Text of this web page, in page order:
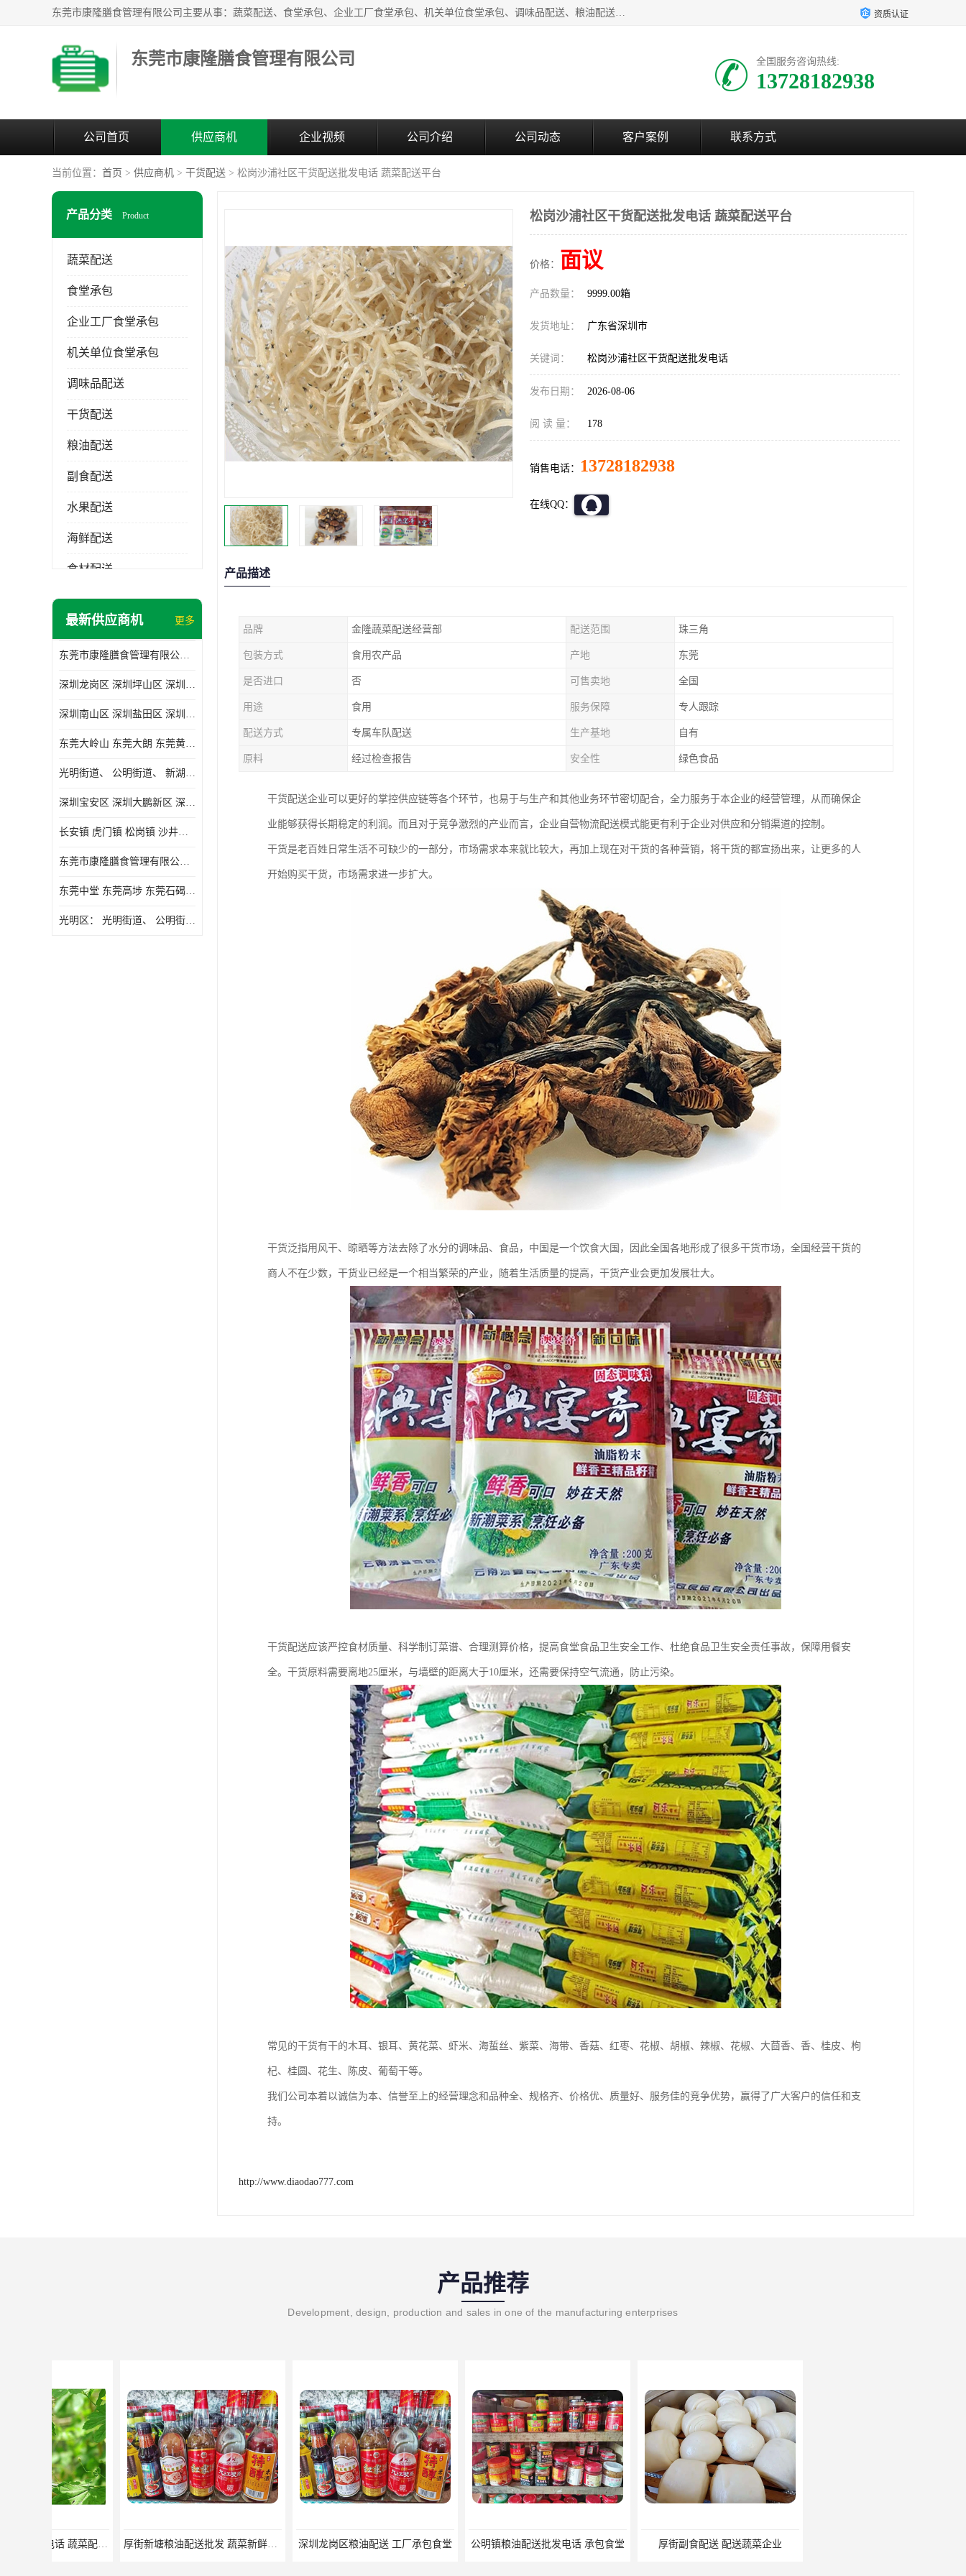
东莞市康隆膳食管理有限公司主要从事：蔬菜配送、食堂承包、企业工厂食堂承包、机关单位食堂承包、调味品配送、粮油配送、干货配送、副食配送、水果配送、海鲜配送等业务，东莞蔬菜配送电话，咨询在线客服。 资质认证
东莞市康隆膳食管理有限公司 全国服务咨询热线:
13728182938
公司首页 供应商机 企业视频 公司介绍 公司动态 客户案例 联系方式
当前位置： 首页 > 供应商机 > 干货配送 > 松岗沙浦社区干货配送批发电话 蔬菜配送平台
产品分类 Product
蔬菜配送
食堂承包
企业工厂食堂承包
机关单位食堂承包
调味品配送
干货配送
粮油配送
副食配送
水果配送
海鲜配送
食材配送
最新供应商机 更多
东莞市康隆膳食管理有限公司主要经营蔬菜配送 东莞食堂承包 光明蔬菜配送 深圳市食堂承包 深圳市蔬菜配送等业务 欢迎咨询了解
深圳龙岗区 深圳坪山区 深圳光明区 深圳龙华区
深圳南山区 深圳盐田区 深圳福田区 深圳罗湖区 深圳龙岗区
东莞大岭山 东莞大朗 东莞黄江 东莞樟木头 蔬菜配送
光明街道、 公明街道、 新湖街道、
深圳宝安区 深圳大鹏新区 深圳特别合作区
长安镇 虎门镇 松岗镇 沙井镇 公明镇 莞城街道 南城街道 东城街道 万江街道 石碣镇 石龙镇 茶山镇 石排镇 企石镇 横沥镇
东莞市康隆膳食管理有限公司 长安蔬菜配送 虎门蔬菜配送 大岭山蔬菜配送
东莞中堂 东莞高埗 东莞石碣 东莞望牛墩 东莞洪梅 东莞道滘 东莞石龙镇 东莞石排镇
光明区： 光明街道、 公明街道、 新湖街道、 凤凰街道、 玉塘街道、 马田街道
松岗沙浦社区干货配送批发电话 蔬菜配送平台
价格： 面议
产品数量： 9999.00箱
发货地址： 广东省深圳市
关键词： 松岗沙浦社区干货配送批发电话
发布日期： 2026-08-06
阅 读 量： 178
销售电话： 13728182938
在线QQ：
产品描述
品牌 金隆蔬菜配送经营部 配送范围 珠三角
包装方式 食用农产品 产地 东莞
是否进口 否 可售卖地 全国
用途 食用 服务保障 专人跟踪
配送方式 专属车队配送 生产基地 自有
原料 经过检查报告 安全性 绿色食品
干货配送企业可以更好的掌控供应链等各个环节，也易于与生产和其他业务环节密切配合，全力服务于本企业的经营管理，从而确保企
业能够获得长期稳定的利润。而且对于竞争激烈的产业而言，企业自营物流配送模式能更有利于企业对供应和分销渠道的控制。
干货是老百姓日常生活不可缺少的一部分，市场需求本来就比较大，再加上现在对干货的各种营销，将干货的都宣扬出来，让更多的人
开始购买干货，市场需求进一步扩大。
干货泛指用风干、晾晒等方法去除了水分的调味品、食品，中国是一个饮食大国，因此全国各地形成了很多干货市场，全国经营干货的
商人不在少数，干货业已经是一个相当繁荣的产业，随着生活质量的提高，干货产业会更加发展壮大。
干货配送应该严控食材质量、科学制订菜谱、合理测算价格，提高食堂食品卫生安全工作、杜绝食品卫生安全责任事故，保障用餐安
全。干货原料需要离地25厘米，与墙壁的距离大于10厘米，还需要保持空气流通，防止污染。
常见的干货有干的木耳、银耳、黄花菜、虾米、海蜇丝、紫菜、海带、香菇、红枣、花椒、胡椒、辣椒、花椒、大茴香、香、桂皮、枸
杞、桂圆、花生、陈皮、葡萄干等。
我们公司本着以诚信为本、信誉至上的经营理念和品种全、规格齐、价格优、质量好、服务佳的竞争优势，赢得了广大客户的信任和支
持。
http://www.diaodao777.com
产品推荐
Development, design, production and sales in one of the manufacturing enterprises
厚街新塘粮油配送批发 蔬菜新鲜配送 深圳龙岗区粮油配送 工厂承包食堂 公明镇粮油配送批发电话 承包食堂 厚街副食配送 配送蔬菜企业